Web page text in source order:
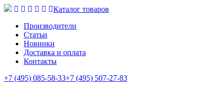
Каталог товаров
Производители
Статьи
Новинки
Доставка и оплата
Контакты
+7 (495) 085-58-33+7 (495) 507-27-83